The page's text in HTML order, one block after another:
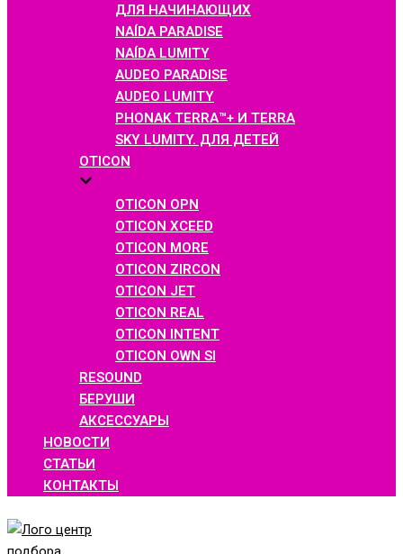
ДЛЯ НАЧИНАЮЩИХ
NAÍDA PARADISE
NAÍDA LUMITY
AUDEO PARADISE
AUDEO LUMITY
PHONAK TERRA™+ И TERRA
SKY LUMITY. ДЛЯ ДЕТЕЙ
OTICON
OTICON OPN
OTICON XCEED
OTICON MORE
OTICON ZIRCON
OTICON JET
OTICON REAL
OTICON INTENT
OTICON OWN SI
RESOUND
БЕРУШИ
АКСЕССУАРЫ
НОВОСТИ
СТАТЬИ
КОНТАКТЫ